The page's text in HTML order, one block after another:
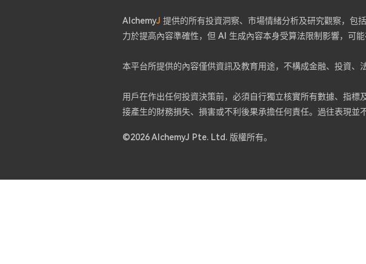
AlchemyJ 提供的所有投資洞察、市場情緒分析及研究觀察，包
力於提高內容準確性，但 AI 生成內容本身受算法限制影響，可能
本平台所提供的內容僅供資訊及教育用途，不構成金融、投資、
用戶在作出任何投資決策前，必須自行獨立核實所有數據、指標
接產生的財務損失、損害或不利後果承擔任何責任。過往表現並
©2026 AlchemyJ Pte. Ltd. 版權所有。